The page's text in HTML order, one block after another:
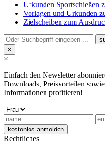
Urkunden Sportschießen
Vorlagen und Urkunden
Zielscheiben zum
×
×
Einfach den Newsletter
Downloads, Preisvorteilen
Informationen profitieren!
Rechtliches